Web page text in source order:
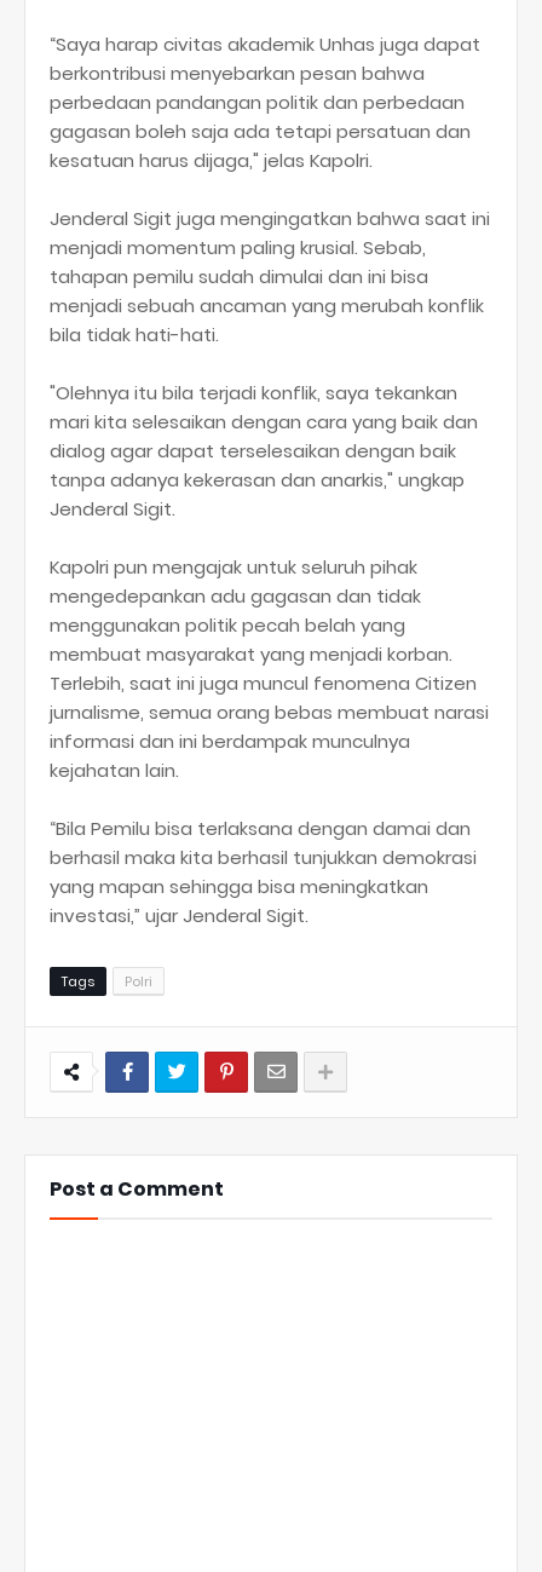
“Saya harap civitas akademik Unhas juga dapat
berkontribusi menyebarkan pesan bahwa
perbedaan pandangan politik dan perbedaan
gagasan boleh saja ada tetapi persatuan dan
kesatuan harus dijaga," jelas Kapolri.
Jenderal Sigit juga mengingatkan bahwa saat ini
menjadi momentum paling krusial. Sebab,
tahapan pemilu sudah dimulai dan ini bisa
menjadi sebuah ancaman yang merubah konflik
bila tidak hati-hati.
"Olehnya itu bila terjadi konflik, saya tekankan
mari kita selesaikan dengan cara yang baik dan
dialog agar dapat terselesaikan dengan baik
tanpa adanya kekerasan dan anarkis," ungkap
Jenderal Sigit.
Kapolri pun mengajak untuk seluruh pihak
mengedepankan adu gagasan dan tidak
menggunakan politik pecah belah yang
membuat masyarakat yang menjadi korban.
Terlebih, saat ini juga muncul fenomena Citizen
jurnalisme, semua orang bebas membuat narasi
informasi dan ini berdampak munculnya
kejahatan lain.
“Bila Pemilu bisa terlaksana dengan damai dan
berhasil maka kita berhasil tunjukkan demokrasi
yang mapan sehingga bisa meningkatkan
investasi,” ujar Jenderal Sigit.
Tags Polri
Post a Comment